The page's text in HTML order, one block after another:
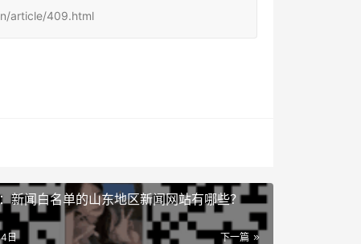
article/409.html
新闻白名单的山东地区新闻网站有哪些？
下一篇
日